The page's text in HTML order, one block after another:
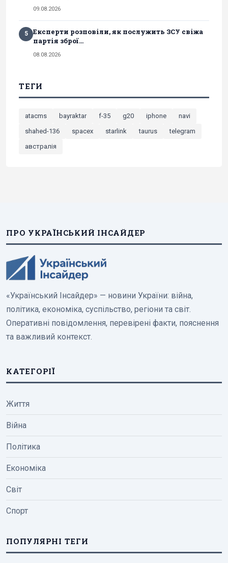
09.08.2026
5
Експерти розповіли, як послужить ЗСУ свіжа
партія зброї...
08.08.2026
ТЕГИ
atacms bayraktar f-35 g20 iphone
navi
shahed-136
spacex starlink taurus
telegram
австралія
ПРО УКРАЇНСЬКИЙ ІНСАЙДЕР
«Український Інсайдер» — новини України: війна,
політика, економіка, суспільство, регіони та світ.
Оперативні повідомлення, перевірені факти, пояснення
та важливий контекст.
КАТЕГОРІЇ
Життя
Війна
Політика
Економіка
Світ
Спорт
ПОПУЛЯРНІ ТЕГИ